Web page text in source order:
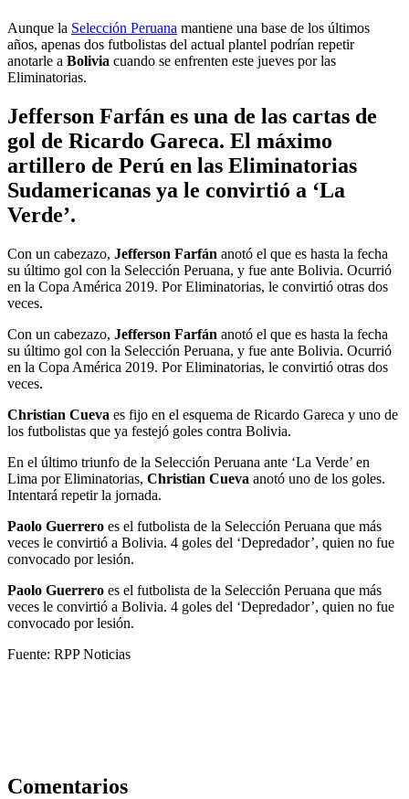
Aunque la Selección Peruana mantiene una base de los últimos
años, apenas dos futbolistas del actual plantel podrían repetir
anotarle a Bolivia cuando se enfrenten este jueves por las
Eliminatorias.
Jefferson Farfán es una de las cartas de
gol de Ricardo Gareca. El máximo
artillero de Perú en las Eliminatorias
Sudamericanas ya le convirtió a ‘La
Verde’.
Con un cabezazo, Jefferson Farfán anotó el que es hasta la fecha
su último gol con la Selección Peruana, y fue ante Bolivia. Ocurrió
en la Copa América 2019. Por Eliminatorias, le convirtió otras dos
veces.
Con un cabezazo, Jefferson Farfán anotó el que es hasta la fecha
su último gol con la Selección Peruana, y fue ante Bolivia. Ocurrió
en la Copa América 2019. Por Eliminatorias, le convirtió otras dos
veces.
Christian Cueva es fijo en el esquema de Ricardo Gareca y uno de
los futbolistas que ya festejó goles contra Bolivia.
En el último triunfo de la Selección Peruana ante ‘La Verde’ en
Lima por Eliminatorias, Christian Cueva anotó uno de los goles.
Intentará repetir la jornada.
Paolo Guerrero es el futbolista de la Selección Peruana que más
veces le convirtió a Bolivia. 4 goles del ‘Depredador’, quien no fue
convocado por lesión.
Paolo Guerrero es el futbolista de la Selección Peruana que más
veces le convirtió a Bolivia. 4 goles del ‘Depredador’, quien no fue
convocado por lesión.
Fuente: RPP Noticias
Comentarios